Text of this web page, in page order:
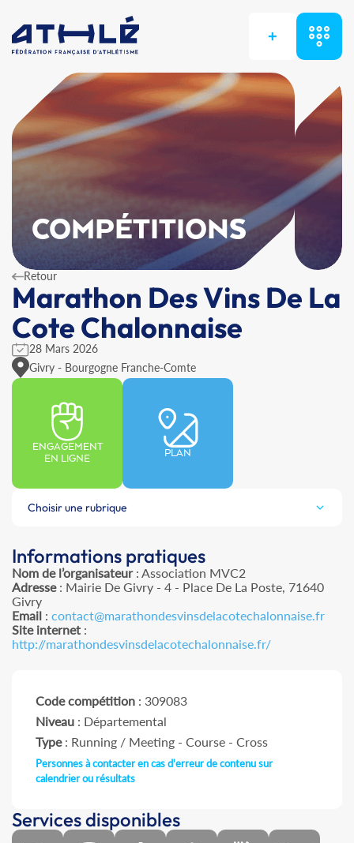
+
COMPÉTITIONS
Retour
Marathon Des Vins De La
Cote Chalonnaise
28 Mars 2026
Givry - Bourgogne Franche-Comte
ENGAGEMENT
EN LIGNE
PLAN
Choisir une rubrique
Informations pratiques
Nom de l’organisateur: Association MVC2
Adresse: Mairie De Givry - 4 - Place De La Poste, 71640
Givry
Email : contact@marathondesvinsdelacotechalonnaise.fr
Site internet :
http://marathondesvinsdelacotechalonnaise.fr/
Code compétition : 309083
Niveau : Départemental
Type: Running / Meeting - Course - Cross
Personnes à contacter en cas d'erreur de contenu sur
calendrier ou résultats
Services disponibles